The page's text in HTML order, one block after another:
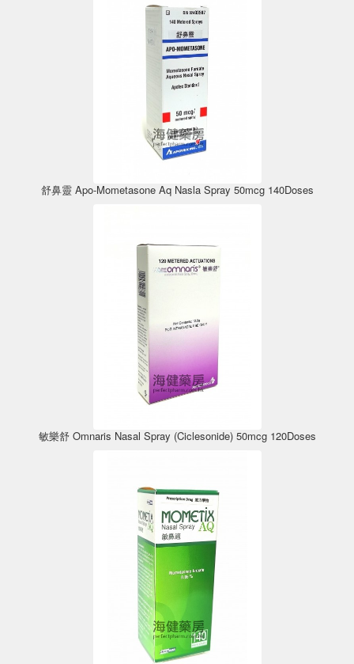
舒鼻靈 Apo-Mometasone Aq Nasla Spray 50mcg 140Doses
敏樂舒 Omnaris Nasal Spray (Ciclesonide) 50mcg 120Doses